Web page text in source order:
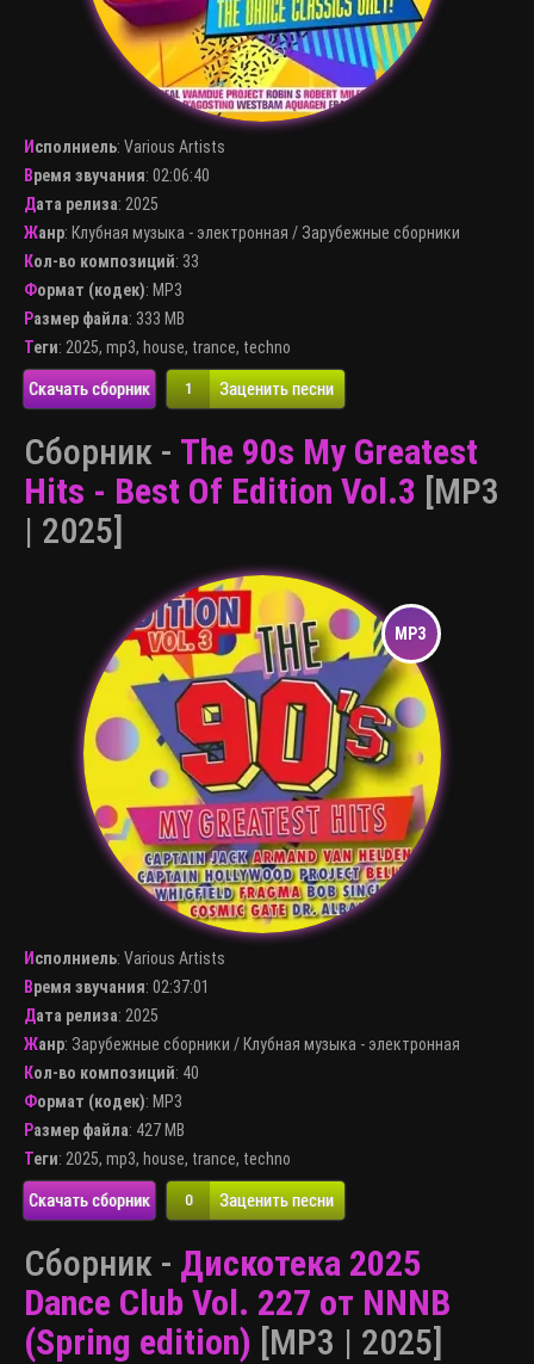
Исполниель: Various Artists
Время звучания: 02:06:40
Дата релиза: 2025
Жанр: Клубная музыка - электронная / Зарубежные сборники
Кол-во композиций: 33
Формат (кодек): MP3
Размер файла: 333 MB
Теги: 2025, mp3, house, trance, techno
Скачать сборник 1 Заценить песни
Сборник - The 90s My Greatest
Hits - Best Of Edition Vol.3 [MP3
| 2025]
Исполниель: Various Artists
Время звучания: 02:37:01
Дата релиза: 2025
Жанр: Зарубежные сборники / Клубная музыка - электронная
Кол-во композиций: 40
Формат (кодек): MP3
Размер файла: 427 MB
Теги: 2025, mp3, house, trance, techno
Скачать сборник 0 Заценить песни
Сборник - Дискотека 2025
Dance Club Vol. 227 от NNNB
(Spring edition) [MP3 | 2025]